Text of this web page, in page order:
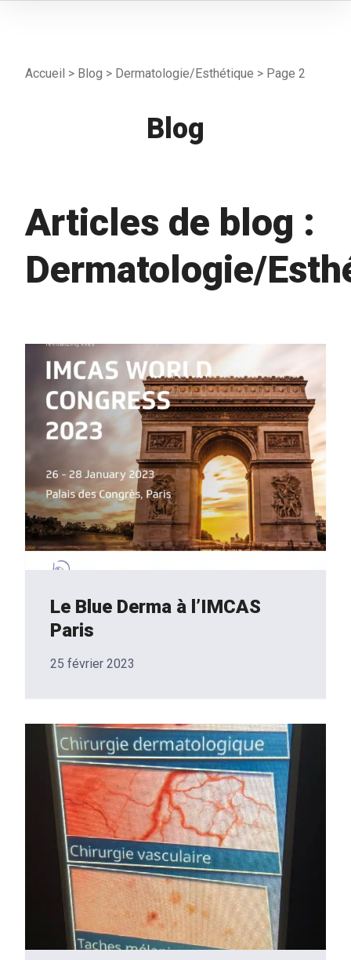
Accueil > Blog > Dermatologie/Esthétique > Page 2
Blog
Articles de blog :
Dermatologie/
Le Blue Derma à l’IMCAS
Paris
25 février 2023